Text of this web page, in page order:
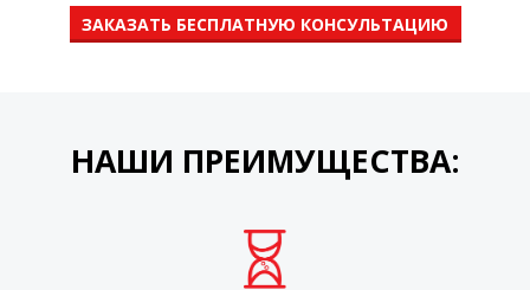
ЗАКАЗАТЬ БЕСПЛАТНУЮ КОНСУЛЬТАЦИЮ
НАШИ ПРЕИМУЩЕСТВА: